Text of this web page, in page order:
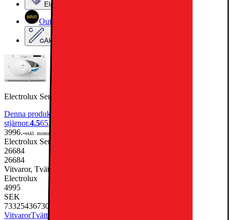
Elgiganten Företag
Outlet
Aktuell kampanj
Electrolux Serie 200 Torktumlare EW2C327R1 (7kg)
Denna produkt har blivit bedömd som 4.5 av 5 möjliga
stjärnor.4.565
3996.-exkl. moms
Electrolux Serie 200 Torktumlare EW2C327R1 (7kg)
26684
26684
Vitvaror, Tvätt & Tork, Torktumlare & Torkskåp, Torktumlare
Electrolux
4995
SEK
7332543673049
VitvarorTvätt & Tork